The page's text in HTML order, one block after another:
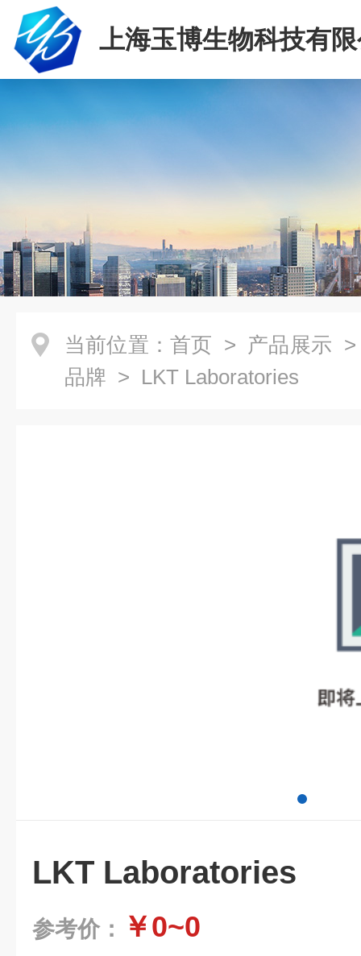
上海玉博生物科技有
当前位置： 首页 > 产品展示
品牌 > LKT Laboratories
LKT Laboratories
参考价： ￥0~0